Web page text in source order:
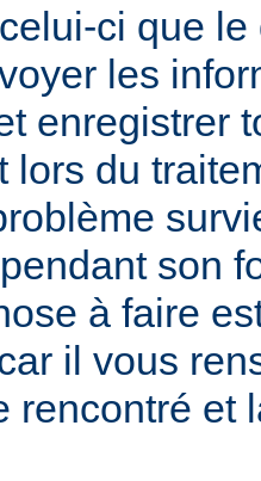
ci que
les
enregistrer
lors du
son
à faire
il vous
rencontré et